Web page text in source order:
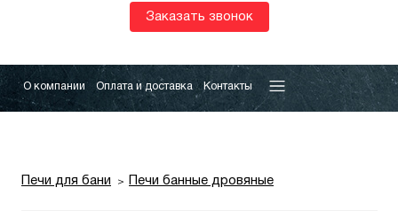
Заказать звонок
О компании Оплата и доставка Контакты
Печи для бани Печи банные дровяные